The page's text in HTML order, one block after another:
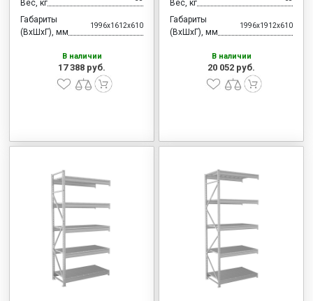
Вес, кг
Габариты
(ВхШхГ), мм
1996x1612x610
В наличии
17 388 руб.
Вес, кг
Габариты
(ВхШхГ), мм
1996x1912x610
В наличии
20 052 руб.